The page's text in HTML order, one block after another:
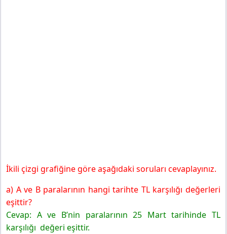
İkili çizgi grafiğine göre aşağıdaki soruları cevaplayınız.
a) A ve B paralarının hangi tarihte TL karşılığı değerleri
eşittir?
Cevap: A ve B’nin paralarının 25 Mart tarihinde TL
karşılığı değeri eşittir.